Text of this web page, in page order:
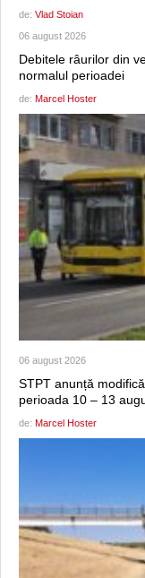
de: Vlad Stoian
06 august 2026
Debitele râurilor din
normalul perioadei
de: Marcel Hoster
06 august 2026
STPT anunță
perioada 10 – 13
de: Marcel Hoster